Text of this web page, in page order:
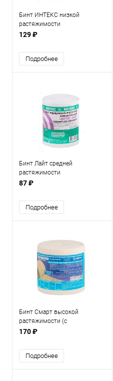
Бинт ИНТЕКС низкой
растяжимости
129 ₽
Подробнее
Бинт Лайт средней
растяжимости
87 ₽
Подробнее
Бинт Смарт высокой
растяжимости (с
индикатором)
170 ₽
Подробнее